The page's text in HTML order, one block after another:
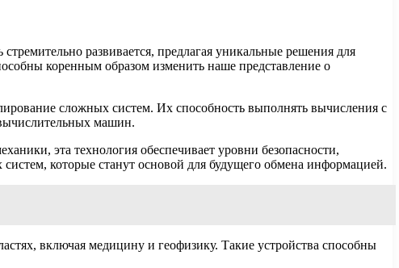
развивается, предлагая уникальные решения для
коренным образом изменить наше представление о
сложных систем. Их способность выполнять вычисления с
машин.
эта технология обеспечивает уровни безопасности,
которые станут основой для будущего обмена информацией.
включая медицину и геофизику. Такие устройства способны